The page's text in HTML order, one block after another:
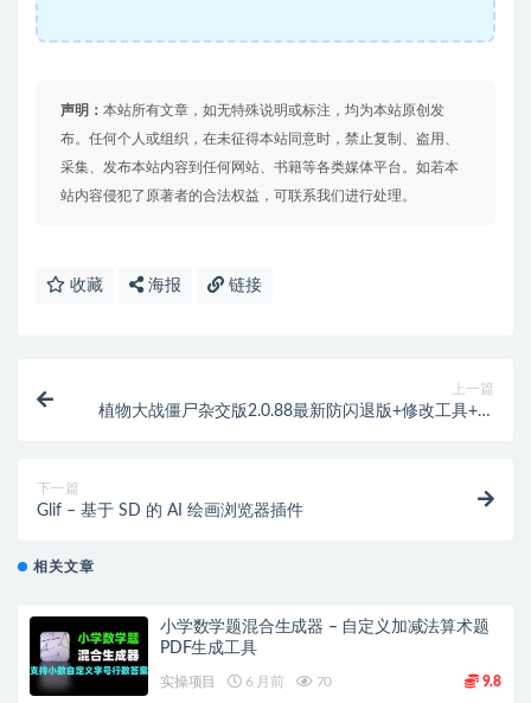
声明： 本站所有文章，如无特殊说明或标注，均为本站原创发
布。任何个人或组织，在未征得本站同意时，禁止复制、盗用、
采集、发布本站内容到任何网站、书籍等各类媒体平台。如若本
站内容侵犯了原著者的合法权益，可联系我们进行处理。
收藏 海报 链接
上一篇
植物大战僵尸杂交版2.0.88最新防闪退版+修改工具+高
下一篇
Glif – 基于 SD 的 AI 绘画浏览器插件
相关文章
小学数学题混合生成器 – 自定义加减法算术题
PDF生成工具
实操项目 6 月前 70 9.8